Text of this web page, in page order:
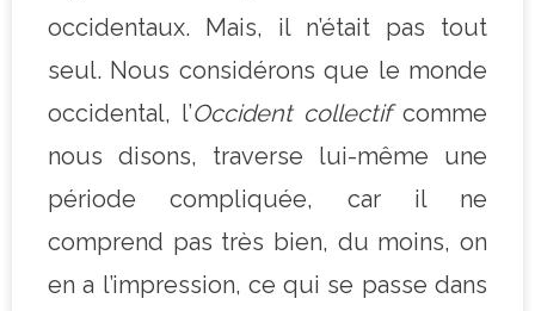
occidentaux. Mais, il n’était pas tout
seul. Nous considérons que le monde
occidental, l’Occident collectif comme
nous disons, traverse lui-même une
période compliquée, car il ne
comprend pas très bien, du moins, on
en a l’impression, ce qui se passe dans